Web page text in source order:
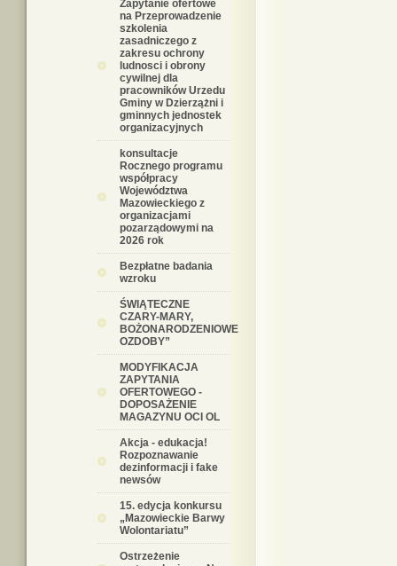
Zapytanie ofertowe
na Przeprowadzenie
szkolenia
zasadniczego z
zakresu ochrony
ludnosci i obrony
cywilnej dla
pracowników Urzedu
Gminy w Dzierzążni i
gminnych jednostek
organizacyjnych
konsultacje
Rocznego programu
współpracy
Województwa
Mazowieckiego z
organizacjami
pozarządowymi na
2026 rok
Bezpłatne badania
wzroku
ŚWIĄTECZNE
CZARY-MARY,
BOŻONARODZENIOWE
OZDOBY”
MODYFIKACJA
ZAPYTANIA
OFERTOWEGO -
DOPOSAŻENIE
MAGAZYNU OCI OL
Akcja - edukacja!
Rozpoznawanie
dezinformacji i fake
newsów
15. edycja konkursu
„Mazowieckie Barwy
Wolontariatu”
Ostrzeżenie